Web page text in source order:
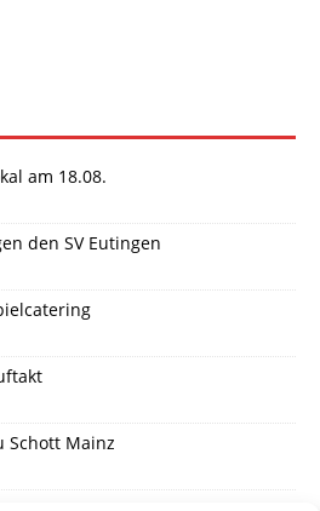
am 18.08.
den SV Eutingen
Schott Mainz